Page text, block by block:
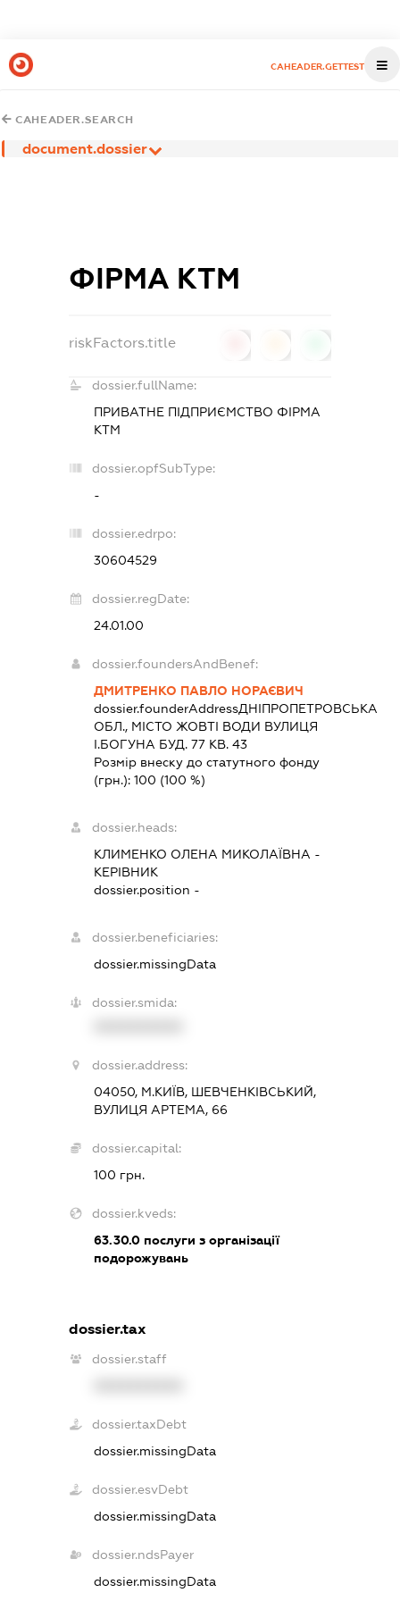
CAHEADER.GETTEST
CAHEADER.SEARCH
document.dossier
ФІРМА КТМ
riskFactors.title
dossier.fullName:
ПРИВАТНЕ ПІДПРИЄМСТВО ФІРМА
КТМ
dossier.opfSubType:
-
dossier.edrpo:
30604529
dossier.regDate:
24.01.00
dossier.foundersAndBenef:
ДМИТРЕНКО ПАВЛО НОРАЄВИЧ
dossier.founderAddressДНІПРОПЕТРОВСЬКА
ОБЛ., МІСТО ЖОВТІ ВОДИ ВУЛИЦЯ
І.БОГУНА БУД. 77 КВ. 43
Розмір внеску до статутного фонду
(грн.): 100 (100 %)
dossier.heads:
КЛИМЕНКО ОЛЕНА МИКОЛАЇВНА -
КЕРІВНИК
dossier.position -
dossier.beneficiaries:
dossier.missingData
dossier.smida:
dossier.address:
04050, М.КИЇВ, ШЕВЧЕНКІВСЬКИЙ,
ВУЛИЦЯ АРТЕМА, 66
dossier.capital:
100 грн.
dossier.kveds:
63.30.0послуги з організації
подорожувань
dossier.tax
dossier.staff
dossier.taxDebt
dossier.missingData
dossier.esvDebt
dossier.missingData
dossier.ndsPayer
dossier.missingData